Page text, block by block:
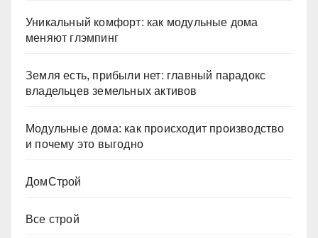
Уникальный комфорт: как модульные дома
меняют глэмпинг
Земля есть, прибыли нет: главный парадокс
владельцев земельных активов
Модульные дома: как происходит производство
и почему это выгодно
ДомСтрой
Все строй